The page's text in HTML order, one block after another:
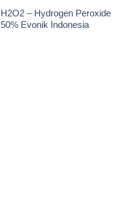
H2O2 – Hydrogen Peroxide
50% Evonik Indonesia